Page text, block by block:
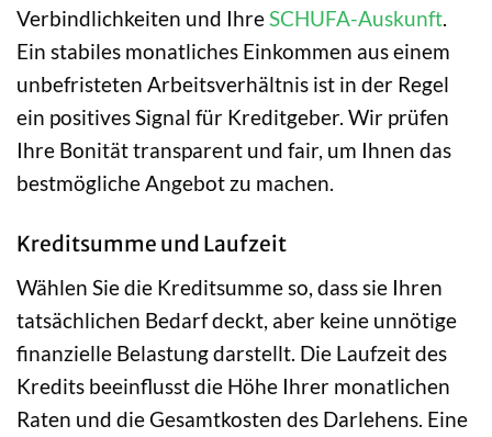
Verbindlichkeiten und IhreSCHUFA-Auskunft.
Ein stabiles monatliches Einkommen aus einem
unbefristeten Arbeitsverhältnis ist in der Regel
ein positives Signal für Kreditgeber. Wir prüfen
Ihre Bonität transparent und fair, um Ihnen das
bestmögliche Angebot zu machen.
Kreditsumme und Laufzeit
Wählen Sie die Kreditsumme so, dass sie Ihren
tatsächlichen Bedarf deckt, aber keine unnötige
finanzielle Belastung darstellt. Die Laufzeit des
Kredits beeinflusst die Höhe Ihrer monatlichen
Raten und die Gesamtkosten des Darlehens. Eine